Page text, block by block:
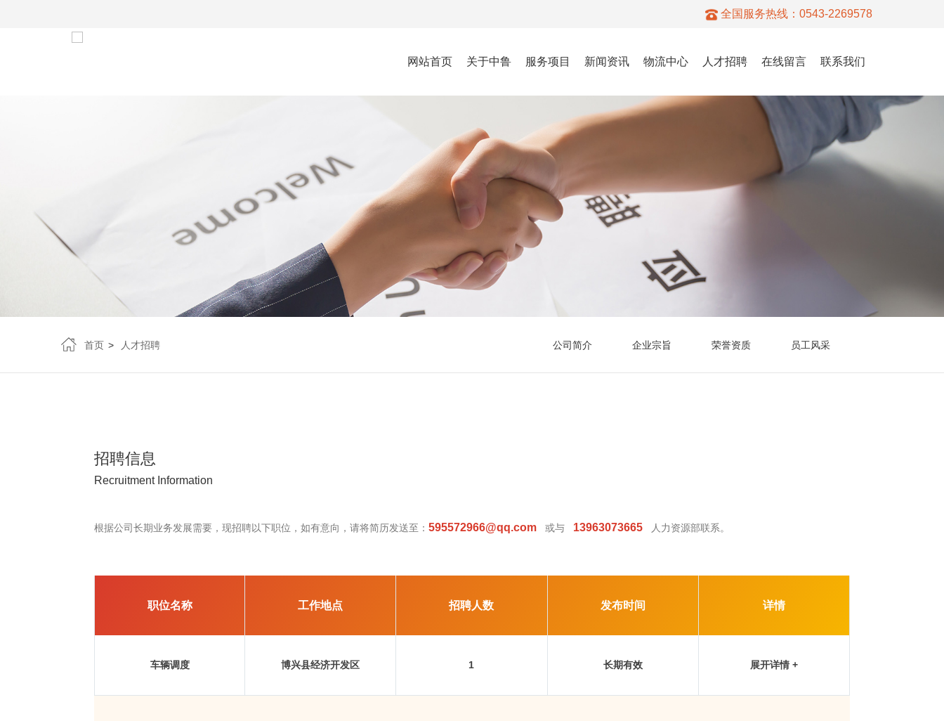
全国服务热线： 0543-2269578
网站首页 关于中鲁 服务项目 新闻资讯 物流中心 人才招聘 在线留言 联系我们
首页 人才招聘 公司简介 企业宗旨 荣誉资质 员工风采
招聘信息
Recruitment Information
根据公司长期业务发展需要，现招聘以下职位，如有意向，请将简历发送至：595572966@qq.com 或与 13963073665 人力资源部联系。
职位名称 工作地点 招聘人数 发布时间 详情
车辆调度 博兴县经济开发区 1 长期有效 展开详情 +